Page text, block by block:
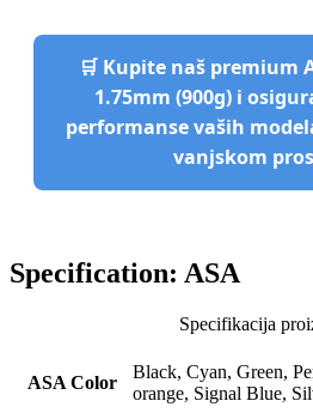
🛒 Kupite naš premium
1.75mm (900g) i
performanse vaših
vanjskom
Specification: ASA
Specifikacija
ASA Color
Black, Cyan, Green,
orange, Signal Blue,